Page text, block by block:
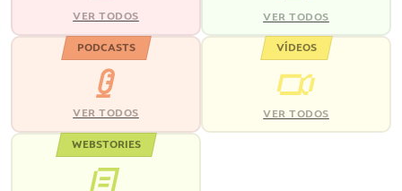
VER TODOS VER TODOS
PODCASTS
VER TODOS
VÍDEOS
VER TODOS
WEBSTORIES